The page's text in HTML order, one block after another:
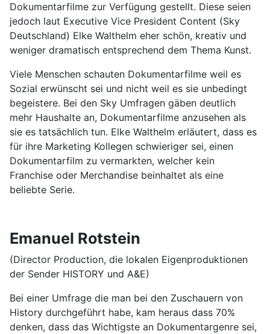
Dokumentarfilme zur Verfügung gestellt. Diese seien
jedoch laut Executive Vice President Content (Sky
Deutschland) Elke Walthelm eher schön, kreativ und
weniger dramatisch entsprechend dem Thema Kunst.
Viele Menschen schauten Dokumentarfilme weil es
Sozial erwünscht sei und nicht weil es sie unbedingt
begeistere. Bei den Sky Umfragen gäben deutlich
mehr Haushalte an, Dokumentarfilme anzusehen als
sie es tatsächlich tun. Elke Walthelm erläutert, dass es
für ihre Marketing Kollegen schwieriger sei, einen
Dokumentarfilm zu vermarkten, welcher kein
Franchise oder Merchandise beinhaltet als eine
beliebte Serie.
Emanuel Rotstein
(Director Production, die lokalen Eigenproduktionen
der Sender HISTORY und A&E)
Bei einer Umfrage die man bei den Zuschauern von
History durchgeführt habe, kam heraus dass 70%
denken, dass das Wichtigste an Dokumentargenre sei,